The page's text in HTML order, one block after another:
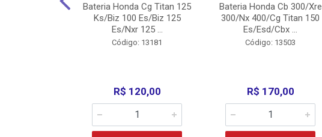
Bateria Honda Cg Titan 125
Ks/Biz 100 Es/Biz 125
Es/Nxr 125 ...
Código: 13181
R$ 120,00
Bateria Honda Cb 300/Xre
300/Nx 400/Cg Titan 150
Es/Esd/Cbx ...
Código: 13503
R$ 170,00